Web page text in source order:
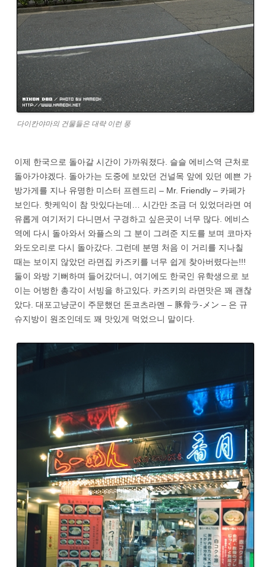
다이칸야마의 건물들은 대략 이런 풍
이제 한국으로 돌아갈 시간이 가까워졌다. 슬슬 에비스역 근처로
돌아가야겠다. 돌아가는 도중에 보았던 건널목 앞에 있던 예쁜 가
방가게를 지나 유명한 미스터 프렌드리 – Mr. Friendly – 카페가
보인다. 핫케익이 참 맛있다는데… 시간만 조금 더 있었더라면 여
유롭게 여기저기 다니면서 구경하고 싶은곳이 너무 많다. 에비스
역에 다시 돌아와서 와플스의 그 분이 그려준 지도를 보며 코마자
와도오리로 다시 돌아갔다. 그런데 분명 처음 이 거리를 지나칠
때는 보이지 않았던 라면집 카즈키를 너무 쉽게 찾아버렸다는!!!
둘이 와방 기뻐하며 들어갔더니, 여기에도 한국인 유학생으로 보
이는 어벙한 총각이 서빙을 하고있다. 카즈키의 라면맛은 꽤 괜찮
았다. 대포고냥군이 주문했던 돈코츠라멘 – 豚骨ラ-メン – 은 규
슈지방이 원조인데도 꽤 맛있게 먹었으니 말이다.